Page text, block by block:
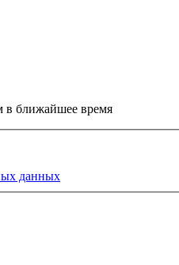
в ближайшее время
данных